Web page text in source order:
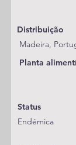
Distribuição
Madeira,
Planta
Status
Endémica